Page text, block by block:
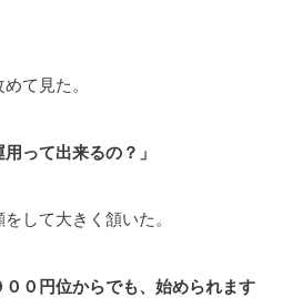
て見た。
って出来るの？」
して大きく頷いた。
００円位からでも、始められます